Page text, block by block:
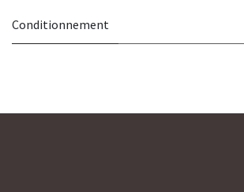
Conditionnement